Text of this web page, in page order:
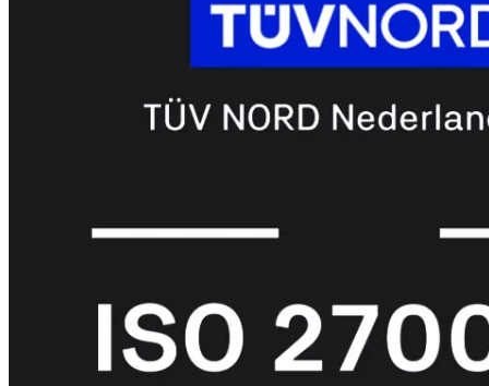
FortiWiFi
50GFortiWiFi
61F
FortiWiFi
70G FortiWiFi
71G
FortiWiFi